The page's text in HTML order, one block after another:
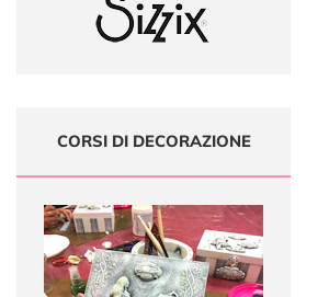
CORSI DI DECORAZIONE